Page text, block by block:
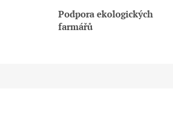
Podpora ekologických
farmářů